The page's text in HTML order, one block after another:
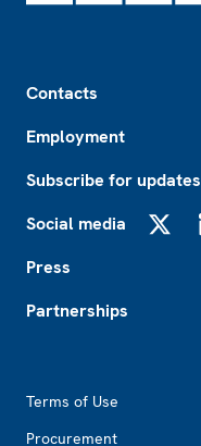
Contacts
Employment
Subscribe for updates
Social media
Press
Partnerships
Terms of Use
Procurement